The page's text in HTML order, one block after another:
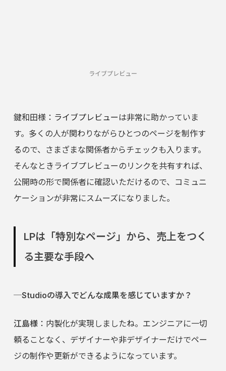
ライブプレビュー
鍵和田様： ライブプレビューは非常に助かっていま
す。多くの人が関わりながらひとつのページを制作す
るので、さまざまな関係者からチェックも入ります。
そんなときライブプレビューのリンクを共有すれば、
公開時の形で関係者に確認いただけるので、コミュニ
ケーションが非常にスムーズになりました。
LPは「特別なページ」から、売上をつく
る主要な手段へ
─Studioの導入でどんな成果を感じていますか？
江島様：内製化が実現しましたね。エンジニアに一切
頼ることなく、デザイナーや非デザイナーだけでペー
ジの制作や更新ができるようになっています。